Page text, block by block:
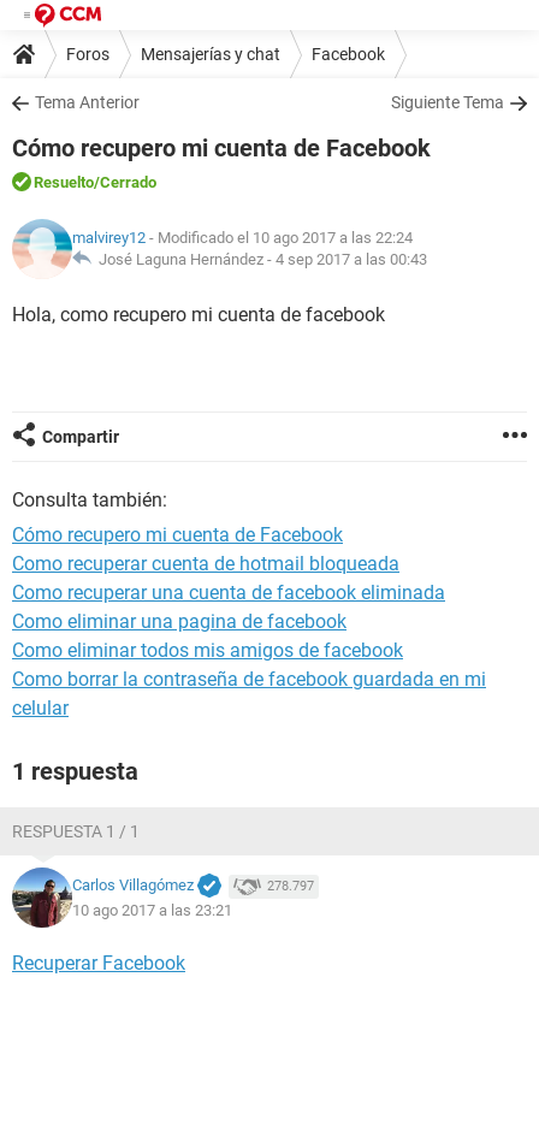
Foros Mensajerías y chat Facebook
Tema Anterior Siguiente Tema
Cómo recupero mi cuenta de Facebook
Resuelto/Cerrado
malvirey12 - Modificado el 10 ago 2017 a las 22:24
José Laguna Hernández - 4 sep 2017 a las 00:43
Hola, como recupero mi cuenta de facebook
Compartir
Consulta también:
Cómo recupero mi cuenta de Facebook
Como recuperar cuenta de hotmail bloqueada
Como recuperar una cuenta de facebook eliminada
Como eliminar una pagina de facebook
Como eliminar todos mis amigos de facebook
Como borrar la contraseña de facebook guardada en mi
celular
1 respuesta
RESPUESTA 1 / 1
Carlos Villagómez 278.797
10 ago 2017 a las 23:21
Recuperar Facebook